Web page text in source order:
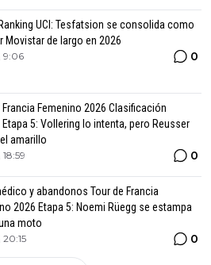
UCI: Tesfatsion se consolida como
Movistar de largo en 2026
9:06 0
Francia Femenino 2026 Clasificación
5: Vollering lo intenta, pero Reusser
amarillo
0
y abandonos Tour de Francia
2026 Etapa 5: Noemi Rüegg se estampa
moto
0